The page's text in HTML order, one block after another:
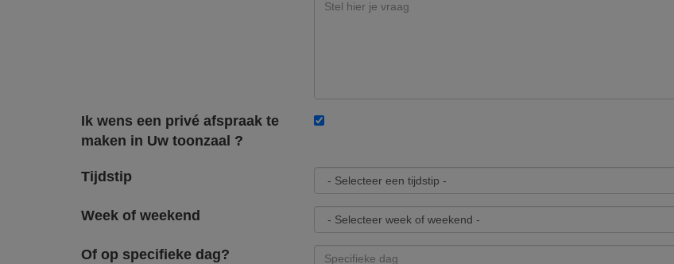
Ik wens een privé afspraak te
maken in Uw toonzaal ?
Tijdstip
Week of weekend
Of op specifieke dag?